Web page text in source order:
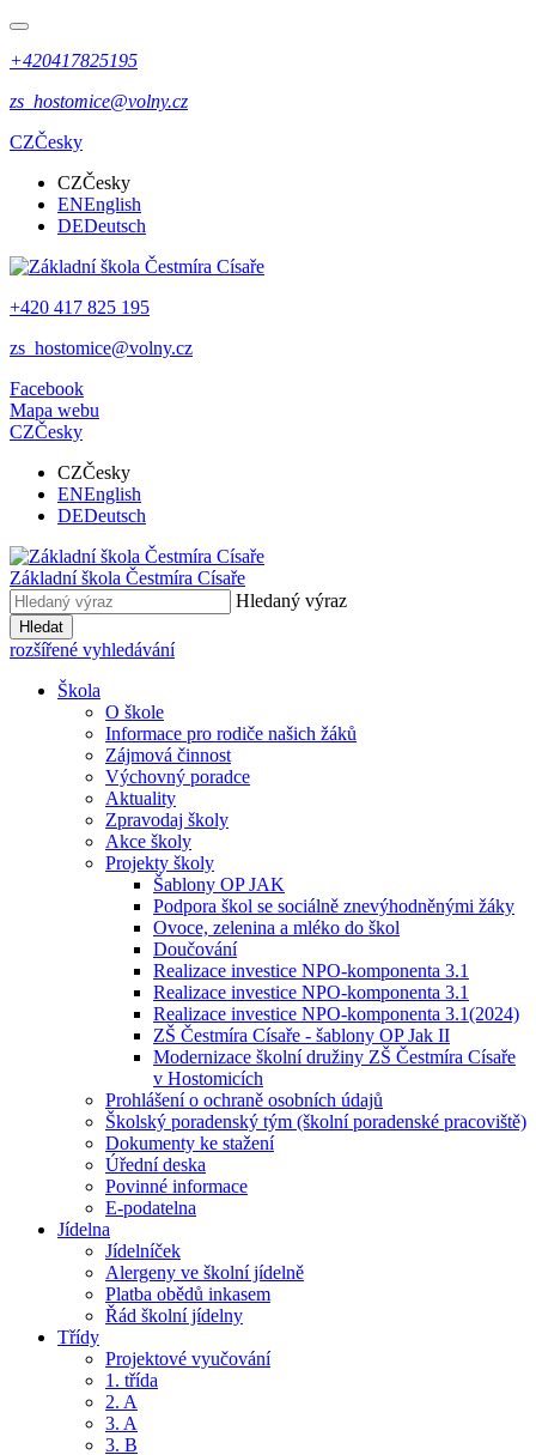
+420417825195
zs_hostomice@volny.cz
CZČesky
CZČesky
ENEnglish
DEDeutsch
+420 417 825 195
zs_hostomice@volny.cz
Facebook
Mapa webu
CZČesky
CZČesky
ENEnglish
DEDeutsch
Základní škola Čestmíra Císaře
Hledaný výraz
Hledat
rozšířené vyhledávání
Škola
O škole
Informace pro rodiče našich žáků
Zájmová činnost
Výchovný poradce
Aktuality
Zpravodaj školy
Akce školy
Projekty školy
Šablony OP JAK
Podpora škol se sociálně znevýhodněnými žáky
Ovoce, zelenina a mléko do škol
Doučování
Realizace investice NPO-komponenta 3.1
Realizace investice NPO-komponenta 3.1
Realizace investice NPO-komponenta 3.1(2024)
ZŠ Čestmíra Císaře - šablony OP Jak II
Modernizace školní družiny ZŠ Čestmíra Císaře
v Hostomicích
Prohlášení o ochraně osobních údajů
Školský poradenský tým (školní poradenské pracoviště)
Dokumenty ke stažení
Úřední deska
Povinné informace
E-podatelna
Jídelna
Jídelníček
Alergeny ve školní jídelně
Platba obědů inkasem
Řád školní jídelny
Třídy
Projektové vyučování
1. třída
2. A
3. A
3. B